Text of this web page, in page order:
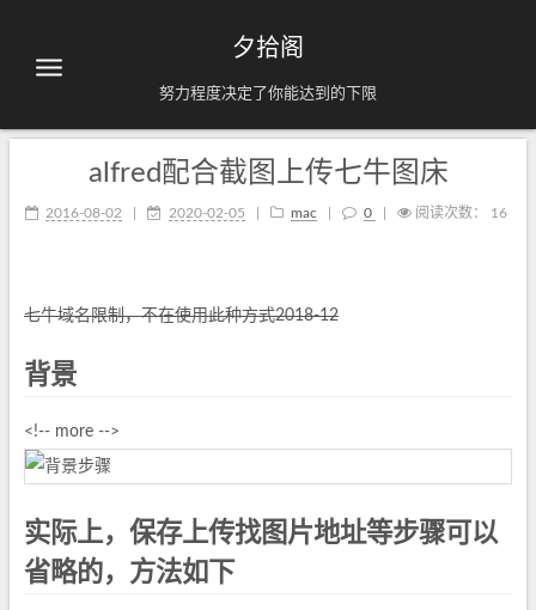
夕拾阁
努力程度决定了你能达到的下限
alfred配合截图上传七牛图床
2016-08-02 2020-02-05 mac 0 阅读次数： 16
七牛域名限制，不在使用此种方式2018-12
背景
<!-- more -->
实际上，保存上传找图片地址等步骤可以
省略的，方法如下